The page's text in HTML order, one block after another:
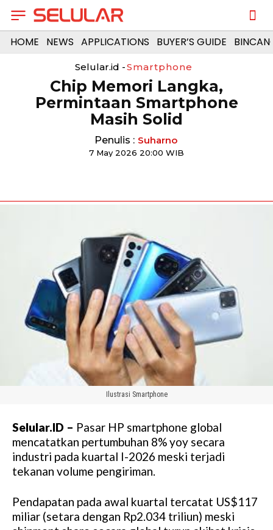
HOME NEWS APPLICATIONS BUYER’S GUIDE
Selular.id -Smartphone
Chip Memori Langka,
Permintaan Smartphone
Masih Solid
Penulis : Suharno
7 May 2026 20:00 WIB
Ilustrasi Smartphone
Selular.ID – Pasar HP smartphone global
mencatatkan pertumbuhan 8% yoy secara
industri pada kuartal I-2026 meski terjadi
tekanan volume pengiriman.
Pendapatan pada awal kuartal tercatat US$117
miliar (setara dengan Rp2.034 triliun) meski